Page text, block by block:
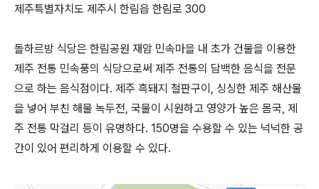
제주특별자치도 제주시 한림읍 한림로 300
돌하르방 식당은 한림공원 재암 민속마을 내 초가 건물을 이용한
제주 전통 민속풍의 식당으로써 제주 전통의 담백한 음식을 전문
으로 하는 음식점이다. 제주 흑돼지 철판구이, 싱싱한 제주 해산물
을 넣어 부친 해물 녹두전, 국물이 시원하고 영양가 높은 몸국, 제
주 전통 막걸리 등이 유명하다. 150명을 수용할 수 있는 넉넉한 공
간이 있어 편리하게 이용할 수 있다.